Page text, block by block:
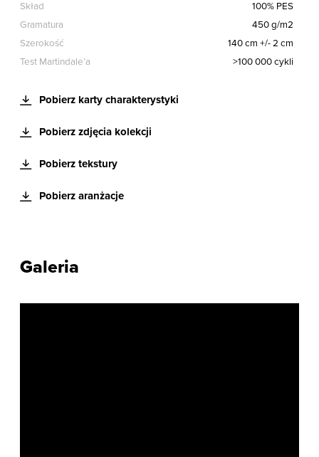
Skład
100% PES
Gramatura
450 g/m2
Szerokość
140 cm +/- 2 cm
Test Martindale’a
>100 000 cykli
Pobierz karty charakterystyki
Pobierz zdjęcia kolekcji
Pobierz tekstury
Pobierz aranżacje
Galeria